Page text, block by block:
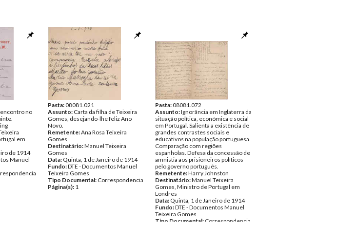
no
em
de 1914
Manuel
Pasta:08081.021
Assunto: Carta da filha de Teixeira
Gomes, desejando-lhe feliz Ano
Novo.
Remetente:Ana Rosa Teixeira
Gomes
Destinatário:Manuel Teixeira
Gomes
Data: Quinta, 1 de Janeiro de 1914
Fundo:DTE - Documentos Manuel
Teixeira Gomes
Tipo Documental: Correspondencia
Página(s): 1
Pasta:08081.072
Assunto:Ignorância em Inglaterra da
situação política, económica e social
em Portugal. Salienta a existência de
grandes contrastes sociais e
educativos na população portuguesa.
Comparação com regiões
espanholas. Defesa da concessão de
amnistia aos prisioneiros políticos
pelo governo português.
Remetente:Harry Johnston
Destinatário:Manuel Teixeira
Gomes, Ministro de Portugal em
Londres
Data: Quinta, 1 de Janeiro de 1914
Fundo:DTE - Documentos Manuel
Teixeira Gomes
Tipo Documental: Correspondencia